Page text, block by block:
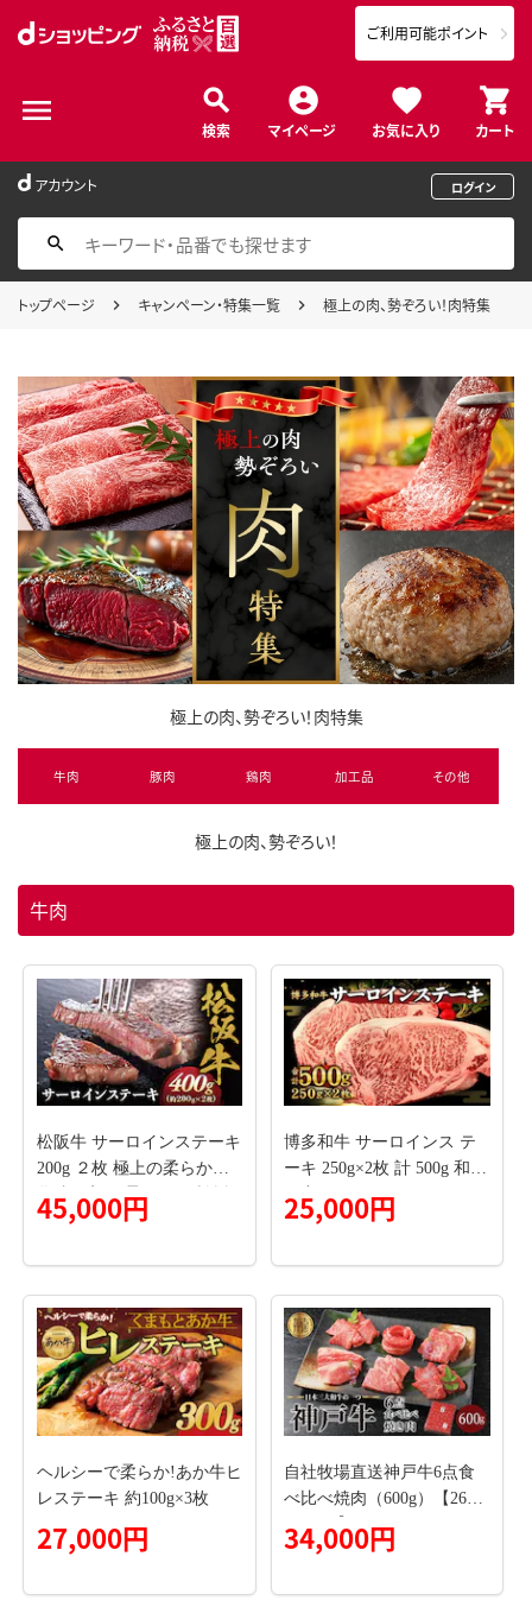
検索 マイページ お気に入り カート
ご利用可能ポイント
アカウント ログイン
トップページ キャンペーン・特集一覧 極上の肉、勢ぞろい！肉特集
極上の肉、勢ぞろい！肉特集
牛肉 豚肉 鶏肉 加工品 その他
極上の肉、勢ぞろい！
牛肉
松阪牛 サーロインステーキ
200g ２枚 極上の柔らかさ
化粧箱入り 柔らかい 松坂
牛 松阪肉 霜降り 高級ブラ
宅用 贈答品 化粧箱 ギフト
お歳暮 牛肉 とろける 和牛
三重県 A4 A5 特産松阪牛 N
TY-04
45,000円
博多和牛 サーロインス テ
ーキ 250g×2枚 計 500g 和牛
国産
25,000円
ヘルシーで柔らか!あか牛ヒ
レステーキ 約100g×3枚
27,000円
自社牧場直送神戸牛6点食
べ比べ焼肉（600g）【2603
A00109】
34,000円